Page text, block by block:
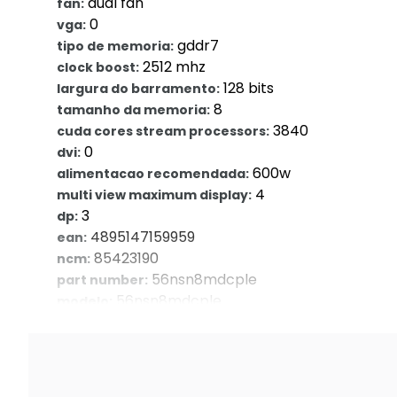
fan:
vga: 0
tipo de memoria: gddr7
clock boost: 2512 mhz
largura do barramento: 128 bits
tamanho da memoria: 8
cuda cores stream processors: 3840
dvi: 0
alimentacao recomendada: 600w
multi view maximum display: 4
dp: 3
ean: 4895147159959
ncm: 85423190
part number: 56nsn8mdcple
56nsn8mdcple